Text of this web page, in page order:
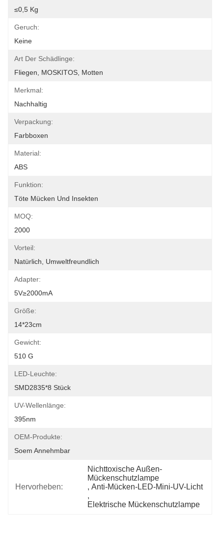
≤0,5 Kg
Geruch:
Keine
Art Der Schädlinge:
Fliegen, MOSKITOS, Motten
Merkmal:
Nachhaltig
Verpackung:
Farbboxen
Material:
ABS
Funktion:
Töte Mücken Und Insekten
MOQ:
2000
Vorteil:
Natürlich, Umweltfreundlich
Adapter:
5V≥2000mA
Größe:
14*23cm
Gewicht:
510 G
LED-Leuchte:
SMD2835*8 Stück
UV-Wellenlänge:
395nm
OEM-Produkte:
Soem Annehmbar
Hervorheben:
Nichttoxische Außen-
Mückenschutzlampe
, Anti-Mücken-LED-Mini-UV-Licht
,
Elektrische Mückenschutzlampe